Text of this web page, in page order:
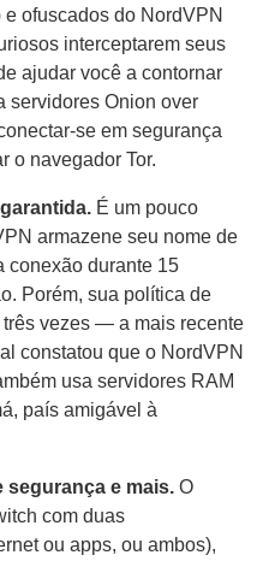
ofuscados do NordVPN
interceptarem seus
ajudar você a contornar
servidores Onion over
se em segurança
o navegador Tor.
É um pouco
armazene seu nome de
conexão durante 15
Porém, sua política de
vezes — a mais recente
constatou que o NordVPN
usa servidores RAM
país amigável à
segurança e mais. O
com duas
ou apps, ou ambos),